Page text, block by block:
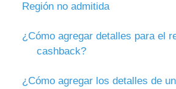
Región no admitida
¿Cómo agregar detalles para el
cashback?
¿Cómo agregar los detalles de